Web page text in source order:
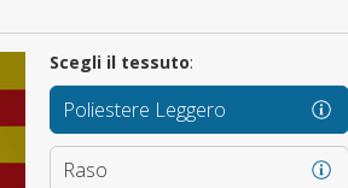
Scegli il tessuto:
Poliestere Leggero
Raso